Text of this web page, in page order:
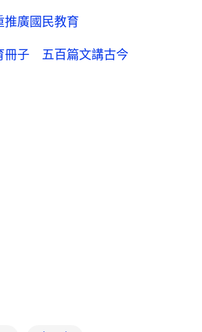
廣國民教育
冊子 五百篇文講古今